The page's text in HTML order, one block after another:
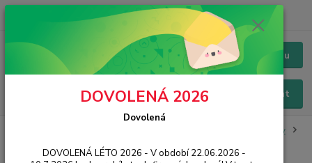
Menu
Hledat
Chat / Online podpora - 24/7
Školní potřeby
DOVOLENÁ 2026
Dovolená
DOVOLENÁ LÉTO 2026 - V období 22.06.2026 -